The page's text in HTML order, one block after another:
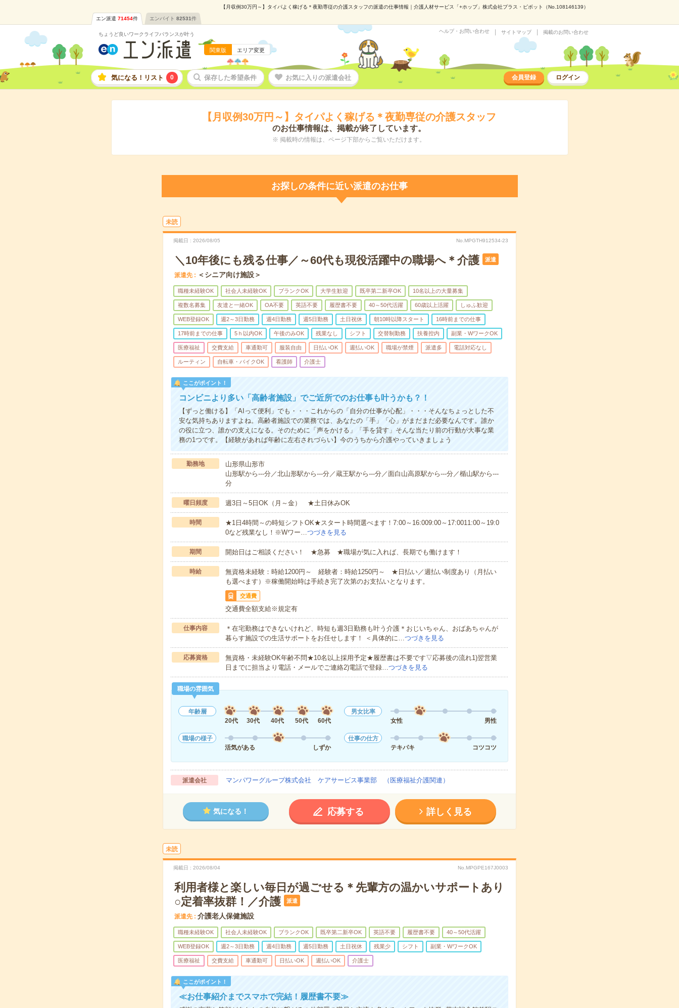
【月収例30万円～】タイパよく稼げる＊夜勤専従の介護スタッフの派遣の仕事情報｜介護人材サービス「+ホップ」株式会社プラス・ピボット（No.108146139）
エン派遣 71454件 エンバイト 82531件
ちょうど良いワークライフバランスが叶う
関東版 エリア変更
ヘルプ・お問い合わせ サイトマップ 掲載のお問い合わせ
気になる！リスト 0 保存した希望条件 お気に入りの派遣会社 会員登録 ログイン
【月収例30万円～】タイパよく稼げる＊夜勤専従の介護スタッフ
のお仕事情報は、掲載が終了しています。
※ 掲載時の情報は、ページ下部からご覧いただけます。
お探しの条件に近い派遣のお仕事
未読
掲載日 2026/08/05 No.MPGTH912534-23
＼10年後にも残る仕事／～60代も現役活躍中の職場へ＊介護 派遣
派遣先 ＜シニア向け施設＞
職種未経験OK 社会人未経験OK ブランクOK 大学生歓迎 既卒第二新卒OK 10名以上の大量募集
複数名募集 友達と一緒OK OA不要 英語不要 履歴書不要 40～50代活躍 60歳以上活躍 しゅふ歓迎
WEB登録OK 週2～3日勤務 週4日勤務 週5日勤務 土日祝休 朝10時以降スタート 16時前までの仕事
17時前までの仕事 5ｈ以内OK 午後のみOK 残業なし シフト 交替制勤務 扶養控内 副業・WワークOK
医療福祉 交費支給 車通勤可 服装自由 日払いOK 週払いOK 職場が禁煙 派遣多 電話対応なし
ルーティン 自転車・バイクOK 看護師 介護士
ここがポイント！
コンビニより多い「高齢者施設」でご近所でのお仕事も叶うかも？！
【ずっと働ける】「AIって便利」でも・・・これからの「自分の仕事が心配」・・・そんなちょっとした不
安な気持ちありますよね。高齢者施設での業務では、あなたの「手」「心」がまだまだ必要なんです。誰か
の役に立つ、誰かの支えになる。そのために「声をかける」「手を貸す」そんな当たり前の行動が大事な業
務の1つです。【経験があれば年齢に左右されづらい】今のうちから介護やっていきましょう
勤務地
山形県山形市
山形駅から---分／北山形駅から---分／蔵王駅から---分／面白山高原駅から---分／楯山駅から---
分
曜日頻度 週3日～5日OK（月～金） ★土日休みOK
時間
★1日4時間～の時短シフトOK★スタート時間選べます！7:00～16:009:00～17:0011:00～19:0
0など残業なし！※Wワー…つづきを見る
期間 開始日はご相談ください！ ★急募 ★職場が気に入れば、長期でも働けます！
時給
無資格未経験：時給1200円～ 経験者：時給1250円～ ★日払い／週払い制度あり（月払い
も選べます）※稼働開始時は手続き完了次第のお支払いとなります。
交通費
交通費全額支給※規定有
仕事内容
＊在宅勤務はできないけれど、時短も週3日勤務も叶う介護＊おじいちゃん、おばあちゃんが
暮らす施設での生活サポートをお任せします！ ＜具体的に…つづきを見る
応募資格
無資格・未経験OK年齢不問★10名以上採用予定★履歴書は不要です▽応募後の流れ1)翌営業
日までに担当より電話・メールでご連絡2)電話で登録…つづきを見る
職場の雰囲気
年齢層
20代
30代 40代 50代 60代
男女比率
女性
男性
職場の様子
活気がある
しずか
仕事の仕方
テキパキ
コツコツ
派遣会社 マンパワーグループ株式会社 ケアサービス事業部 （医療福祉介護関連）
気になる！ 応募する 詳しく見る
未読
掲載日 2026/08/04 No.MPGPE167J0003
利用者様と楽しい毎日が過ごせる＊先輩方の温かいサポートあり
○定着率抜群！／介護
派遣
派遣先 介護老人保健施設
職種未経験OK 社会人未経験OK ブランクOK 既卒第二新卒OK 英語不要 履歴書不要 40～50代活躍
WEB登録OK 週2～3日勤務 週4日勤務 週5日勤務 土日祝休 残業少 シフト 副業・WワークOK
医療福祉 交費支給 車通勤可 日払いOK 週払いOK 介護士
ここがポイント！
≪お仕事紹介までスマホで完結！履歴書不要≫